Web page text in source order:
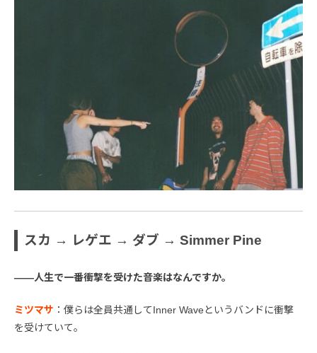
スカ → レゲエ → ダブ → Simmer Pine
――人生で一番衝撃を受けた音楽はなんですか。
ミツマサ ：僕らは全員共通してInner Waveというバンドに衝撃
を受けていて。